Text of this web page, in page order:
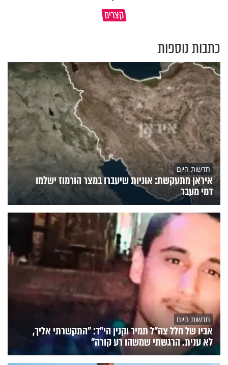
קצרים
תשתמש באהבה של השם לטובתך
כתבות נוספות
חדשות היום
איראן מתעקשת: אוניות שיעברו במצר הורמוז ישלמו
דמי מעבר
חדשות היום
אביו של חלל צה"ל תמיר וקנין הי"ד: "התקשרתי אליך,
לא ענית. הרגשתי שמשהו רע קורה"